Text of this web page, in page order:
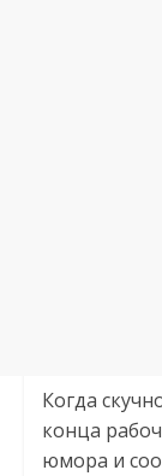
Когда
конца
юмора и